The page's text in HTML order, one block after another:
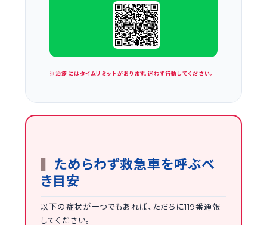
※治療にはタイムリミットがあります。迷わず行動してください。
ためらわず救急車を呼ぶべ
き目安
以下の症状が一つでもあれば、ただちに119番通報
してください。